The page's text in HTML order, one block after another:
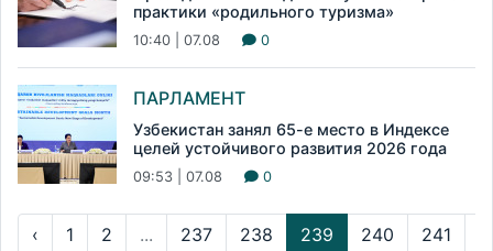
практики «родильного туризма»
10:40 | 07.08 0
ПАРЛАМЕНТ
Узбекистан занял 65-е место в Индексе
целей устойчивого развития 2026 года
09:53 | 07.08 0
‹ 1 2 ... 237 238 239 240 241